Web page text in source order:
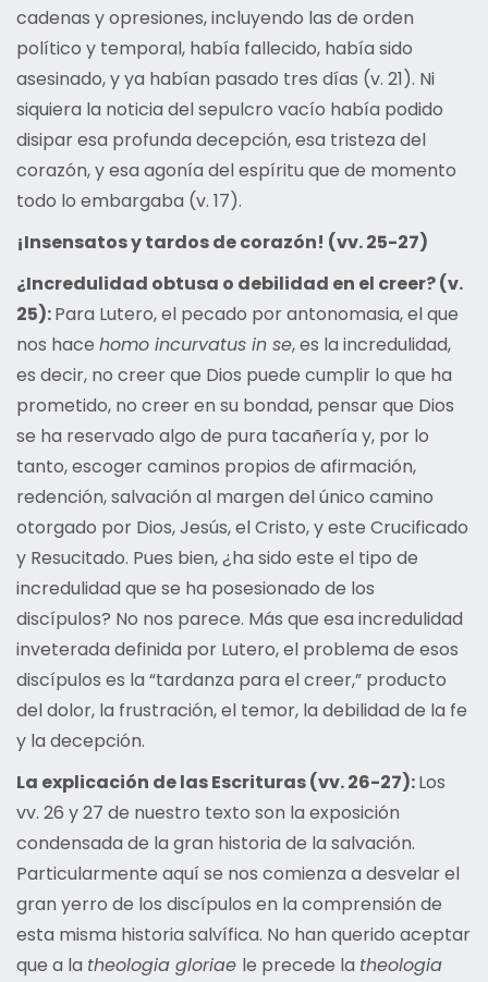
cadenas y opresiones, incluyendo las de orden
político y temporal, había fallecido, había sido
asesinado, y ya habían pasado tres días (v. 21). Ni
siquiera la noticia del sepulcro vacío había podido
disipar esa profunda decepción, esa tristeza del
corazón, y esa agonía del espíritu que de momento
todo lo embargaba (v. 17).
¡Insensatos y tardos de corazón! (vv. 25-27)
¿Incredulidad obtusa o debilidad en el creer? (v.
25):Para Lutero, el pecado por antonomasia, el que
nos hace homo incurvatus in se, es la incredulidad,
es decir, no creer que Dios puede cumplir lo que ha
prometido, no creer en su bondad, pensar que Dios
se ha reservado algo de pura tacañería y, por lo
tanto, escoger caminos propios de afirmación,
redención, salvación al margen del único camino
otorgado por Dios, Jesús, el Cristo, y este Crucificado
y Resucitado. Pues bien, ¿ha sido este el tipo de
incredulidad que se ha posesionado de los
discípulos? No nos parece. Más que esa incredulidad
inveterada definida por Lutero, el problema de esos
discípulos es la “tardanza para el creer,” producto
del dolor, la frustración, el temor, la debilidad de la fe
y la decepción.
La explicación de las Escrituras (vv. 26-27):Los
vv. 26 y 27 de nuestro texto son la exposición
condensada de la gran historia de la salvación.
Particularmente aquí se nos comienza a desvelar el
gran yerro de los discípulos en la comprensión de
esta misma historia salvífica. No han querido aceptar
que a la theologia gloriae le precede la theologia